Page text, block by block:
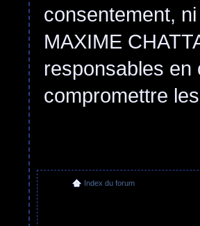
consentement,
MAXIME
responsables en
compromettre
Index du forum